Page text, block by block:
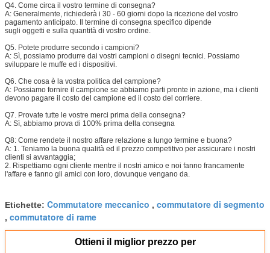
Q4. Come circa il vostro termine di consegna?
A: Generalmente, richiederà i 30 - 60 giorni dopo la ricezione del vostro
pagamento anticipato. Il termine di consegna specifico dipende
sugli oggetti e sulla quantità di vostro ordine.
Q5. Potete produrre secondo i campioni?
A: Sì, possiamo produrre dai vostri campioni o disegni tecnici. Possiamo
sviluppare le muffe ed i dispositivi.
Q6. Che cosa è la vostra politica del campione?
A: Possiamo fornire il campione se abbiamo parti pronte in azione, ma i clienti
devono pagare il costo del campione ed il costo del corriere.
Q7. Provate tutte le vostre merci prima della consegna?
A: Sì, abbiamo prova di 100% prima della consegna
Q8: Come rendete il nostro affare relazione a lungo termine e buona?
A: 1. Teniamo la buona qualità ed il prezzo competitivo per assicurare i nostri
clienti si avvantaggia;
2. Rispettiamo ogni cliente mentre il nostri amico e noi fanno francamente
l'affare e fanno gli amici con loro, dovunque vengano da.
Etichette: Commutatore meccanico , commutatore di segmento
, commutatore di rame
Ottieni il miglior prezzo per